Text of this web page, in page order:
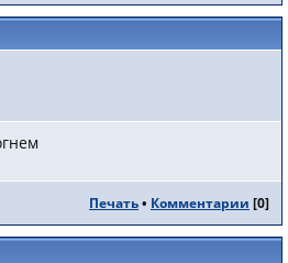
Печать• Комментарии [0]